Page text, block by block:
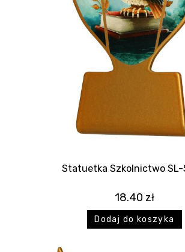
Statuetka Szkolnictwo SL-
18.40 zł
Dodaj do koszyka